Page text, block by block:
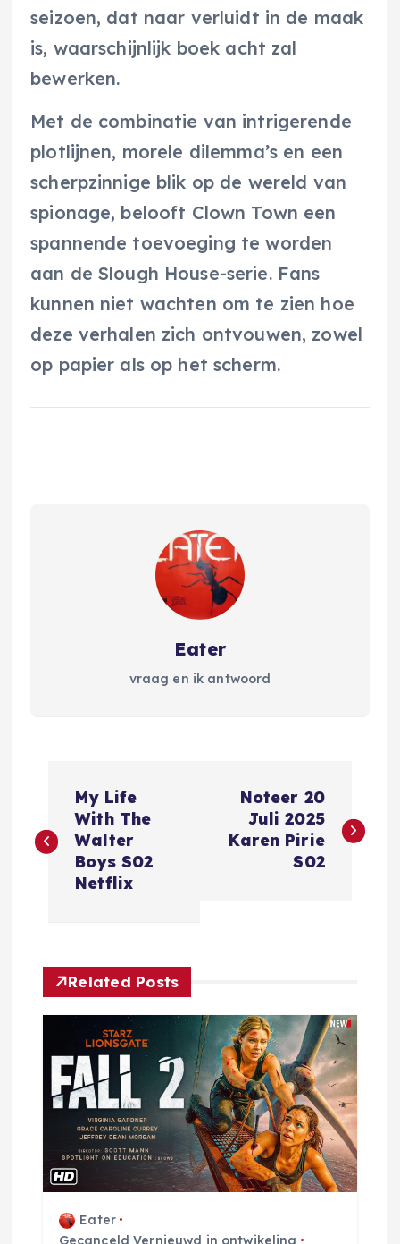
seizoen, dat naar verluidt in de maak
is, waarschijnlijk boek acht zal
bewerken.
Met de combinatie van intrigerende
plotlijnen, morele dilemma’s en een
scherpzinnige blik op de wereld van
spionage, belooft Clown Town een
spannende toevoeging te worden
aan de Slough House-serie. Fans
kunnen niet wachten om te zien hoe
deze verhalen zich ontvouwen, zowel
op papier als op het scherm.
Eater
vraag en ik antwoord
e
r
c
h
n
v
My Life
With The
Walter
Boys S02
Netflix
Noteer 20
Juli 2025
Karen Pirie
S02
Related Posts
Eater
Gecanceld Vernieuwd in ontwikeling